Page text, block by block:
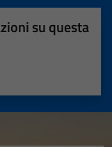
su questa